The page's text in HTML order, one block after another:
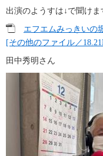
出演のようすは↓で聞けま
エフエムみっきいの
[その他のファイル／
田中秀明さん